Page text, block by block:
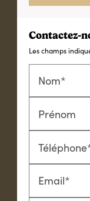
Contactez-
Les champs
Nom*
Prénom
Email*